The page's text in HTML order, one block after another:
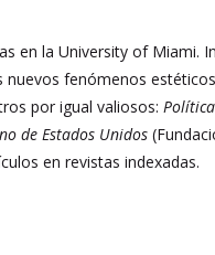
en la University of Miami.
nuevos fenómenos
por igual valiosos:Política
de Estados Unidos
en revistas indexadas.